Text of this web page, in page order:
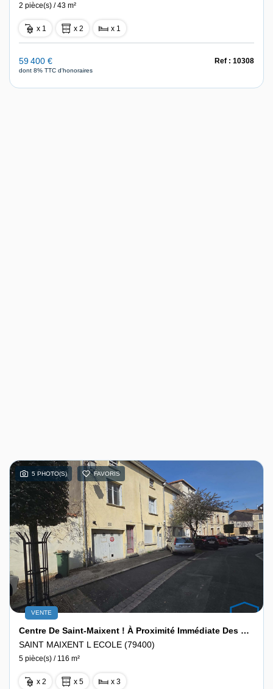
2 pièce(s) / 43 m²
x 1 x 2 x 1
59 400 €
dont 8% TTC d'honoraires
Ref : 10308
5 PHOTO(S) FAVORIS
VENTE
Centre De Saint-Maixent ! À Proximité Immédiate Des Commodités
SAINT MAIXENT L ECOLE (79400)
5 pièce(s) / 116 m²
x 2 x 5 x 3